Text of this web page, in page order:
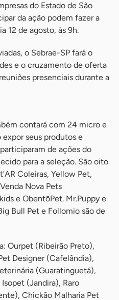
do Estado de São
da ação podem fazer a
12 de agosto, às 9h.
o Sebrae-SP fará o
e o cruzamento de oferta
presenciais durante a
contará com 24 micro e
expor seus produtos e
de ações do
para a seleção. São oito
Coleiras, Yellow Pet,
Nova Pets
e ObentōPet. Mr.Puppy e
Bull Pet e Follomio são de
Ourpet (Ribeirão Preto),
Designer (Cafelândia),
(Guaratinguetá),
(Jandira), Raro
Chickão Malharia Pet